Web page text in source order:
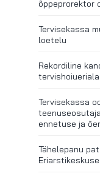
õppeprorektor
Tervisekassa
loetelu
Rekordiline
Tervisekassa
ennetuse ja
Tähelepanu